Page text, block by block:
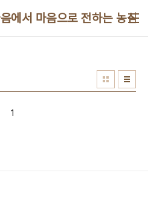
에서 마음으로 전하는 농심
1